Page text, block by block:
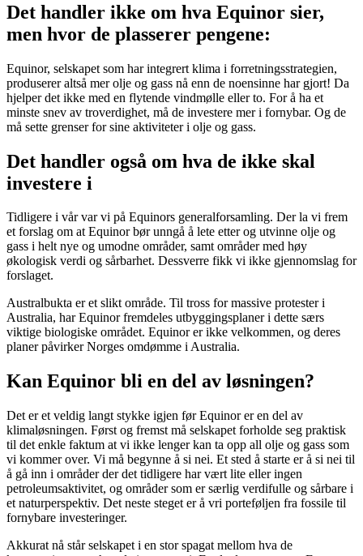
Det handler ikke om hva Equinor sier,
men hvor de plasserer pengene:
Equinor, selskapet som har integrert klima i forretningsstrategien,
produserer altså mer olje og gass nå enn de noensinne har gjort! Da
hjelper det ikke med en flytende vindmølle eller to. For å ha et
minste snev av troverdighet, må de investere mer i fornybar. Og de
må sette grenser for sine aktiviteter i olje og gass.
Det handler også om hva de ikke skal
investere i
Tidligere i vår var vi på Equinors generalforsamling. Der la vi frem
et forslag om at Equinor bør unngå å lete etter og utvinne olje og
gass i helt nye og umodne områder, samt områder med høy
økologisk verdi og sårbarhet. Dessverre fikk vi ikke gjennomslag for
forslaget.
Australbukta er et slikt område. Til tross for massive protester i
Australia, har Equinor fremdeles utbyggingsplaner i dette særs
viktige biologiske området. Equinor er ikke velkommen, og deres
planer påvirker Norges omdømme i Australia.
Kan Equinor bli en del av løsningen?
Det er et veldig langt stykke igjen før Equinor er en del av
klimaløsningen. Først og fremst må selskapet forholde seg praktisk
til det enkle faktum at vi ikke lenger kan ta opp all olje og gass som
vi kommer over. Vi må begynne å si nei. Et sted å starte er å si nei til
å gå inn i områder der det tidligere har vært lite eller ingen
petroleumsaktivitet, og områder som er særlig verdifulle og sårbare i
et naturperspektiv. Det neste steget er å vri porteføljen fra fossile til
fornybare investeringer.
Akkurat nå står selskapet i en stor spagat mellom hva de